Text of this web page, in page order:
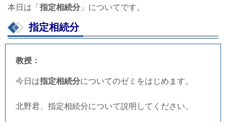
本日は「 指定相続分 」についてです。
指定相続分
教授：
今日は指定相続分についてのゼミをはじめます。
北野君、指定相続分について説明してください。